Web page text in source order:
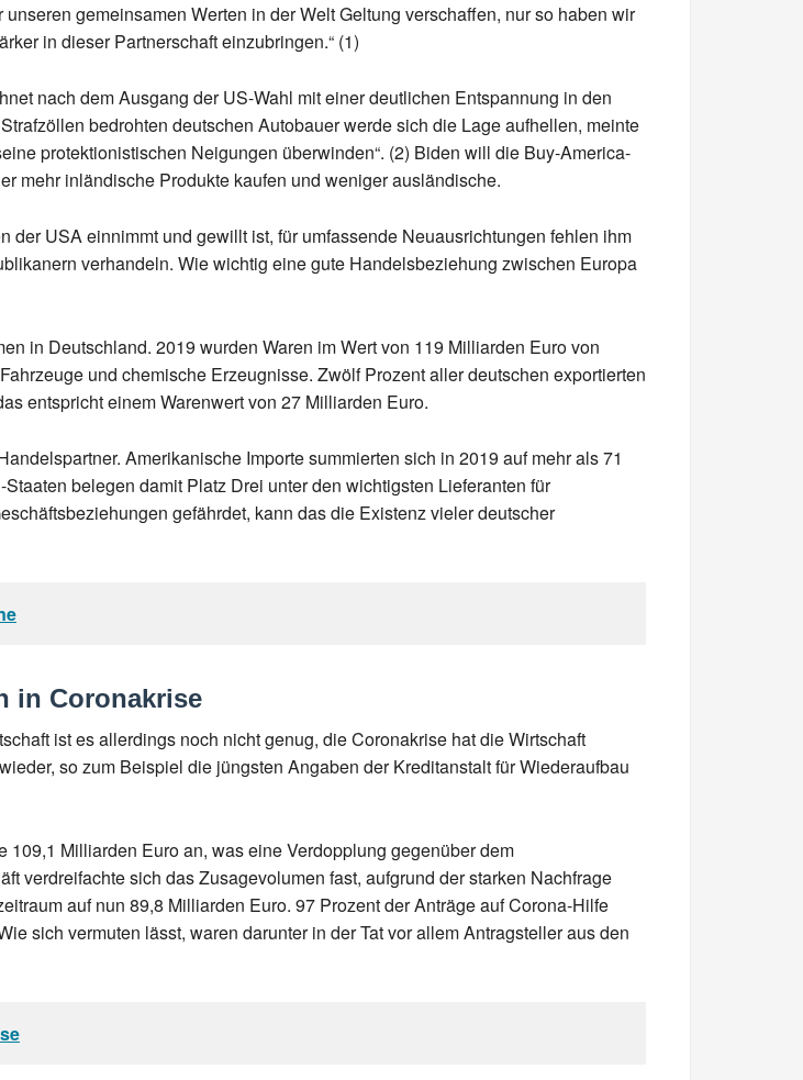
gemeinsamen Werten in der Welt Geltung verschaffen, nur so haben wir
in dieser Partnerschaft einzubringen.“ (1)
nach dem Ausgang der US-Wahl mit einer deutlichen Entspannung in den
bedrohten deutschen Autobauer werde sich die Lage aufhellen, meinte
protektionistischen Neigungen überwinden“. (2) Biden will die Buy-America-
mehr inländische Produkte kaufen und weniger ausländische.
USA einnimmt und gewillt ist, für umfassende Neuausrichtungen fehlen ihm
verhandeln. Wie wichtig eine gute Handelsbeziehung zwischen Europa
in Deutschland. 2019 wurden Waren im Wert von 119 Milliarden Euro von
und chemische Erzeugnisse. Zwölf Prozent aller deutschen exportierten
entspricht einem Warenwert von 27 Milliarden Euro.
Amerikanische Importe summierten sich in 2019 auf mehr als 71
belegen damit Platz Drei unter den wichtigsten Lieferanten für
gefährdet, kann das die Existenz vieler deutscher
in Coronakrise
ist es allerdings noch nicht genug, die Coronakrise hat die Wirtschaft
so zum Beispiel die jüngsten Angaben der Kreditanstalt für Wiederaufbau
Milliarden Euro an, was eine Verdopplung gegenüber dem
verdreifachte sich das Zusagevolumen fast, aufgrund der starken Nachfrage
auf nun 89,8 Milliarden Euro. 97 Prozent der Anträge auf Corona-Hilfe
sich vermuten lässt, waren darunter in der Tat vor allem Antragsteller aus den